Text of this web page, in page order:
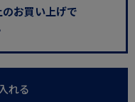
お買い上げで
れる